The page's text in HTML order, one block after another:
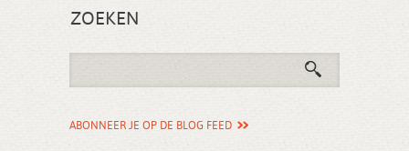
ZOEKEN
ABONNEER JE OP DE BLOG FEED